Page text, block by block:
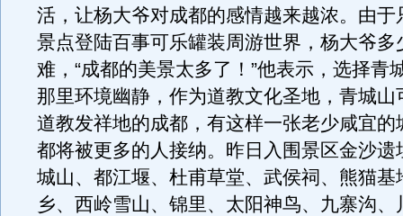
活，让杨大爷对成都的感情越来越浓。由于
景点登陆百事可乐罐装周游世界，杨大爷多
难，“成都的美景太多了！”他表示，选择青
那里环境幽静，作为道教文化圣地，青城山
道教发祥地的成都，有这样一张老少咸宜的
都将被更多的人接纳。昨日入围景区金沙遗
城山、都江堰、杜甫草堂、武侯祠、熊猫基
乡、西岭雪山、锦里、太阳神鸟、九寨沟、